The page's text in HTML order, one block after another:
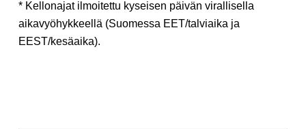
* Kellonajat ilmoitettu kyseisen päivän virallisella
aikavyöhykkeellä (Suomessa EET/talviaika ja
EEST/kesäaika).